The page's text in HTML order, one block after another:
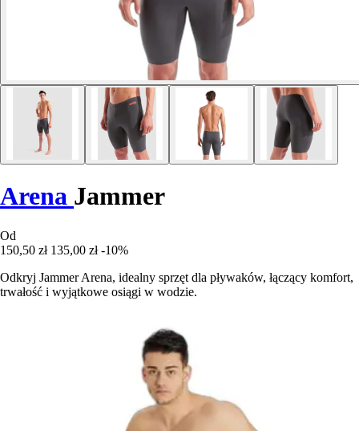
Arena Jammer
Od
150,50 zł 135,00 zł -10%
Odkryj Jammer Arena, idealny sprzęt dla pływaków, łączący komfort,
trwałość i wyjątkowe osiągi w wodzie.